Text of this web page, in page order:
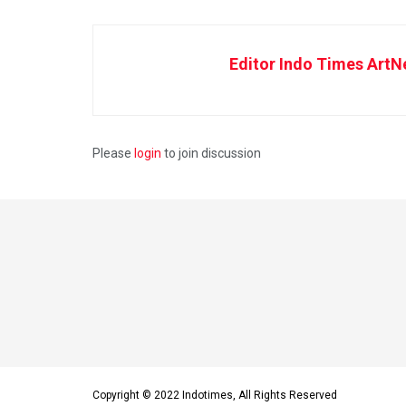
Editor Indo Times
Please login to join discussion
Copyright © 2022 Indotimes, All Rights Reserved